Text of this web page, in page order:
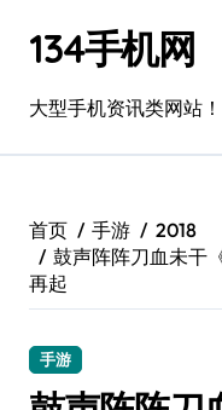
134手机网
大型手机资讯类网站
首页 手游
2018
鼓声阵阵刀血未干
再起
手游